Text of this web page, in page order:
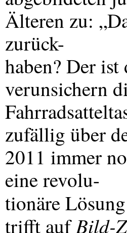
Älteren zu:
zurück-
haben? Der
verunsichern
zufällig über
2011 immer
eine revolu-
tionäre
trifft aufBild-